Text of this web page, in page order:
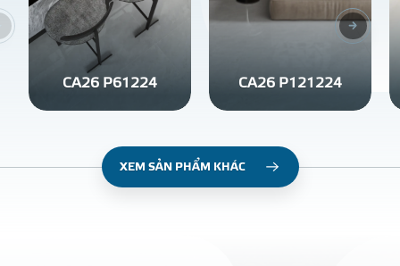
CA26 P61224 CA26 P121224
XEM SẢN PHẨM KHÁC